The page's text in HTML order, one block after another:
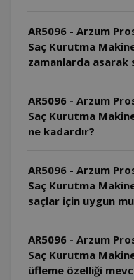
AR5096 - Arzum
Saç Kurutma
zamanlarda asarak
AR5096 - Arzum
Saç Kurutma
ne kadardır?
AR5096 - Arzum
Saç Kurutma
saçlar için uygun
AR5096 - Arzum
Saç Kurutma
üfleme özelliği